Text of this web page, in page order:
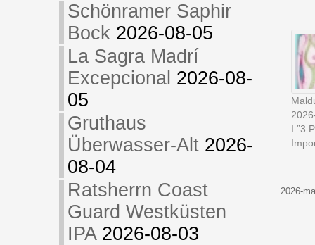
Schönramer Saphir
Bock 2026-08-05
La Sagra Madrí
Excepcional 2026-08-
05
Gruthaus
Überwasser-Alt 2026-
08-04
Ratsherrn Coast
Guard Westküsten
IPA 2026-08-03
I ”3
2026-